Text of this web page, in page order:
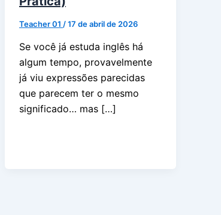
Teacher 01 /17 de abril de 2026
Se você já estuda inglês há
algum tempo, provavelmente
já viu expressões parecidas
que parecem ter o mesmo
significado… mas […]